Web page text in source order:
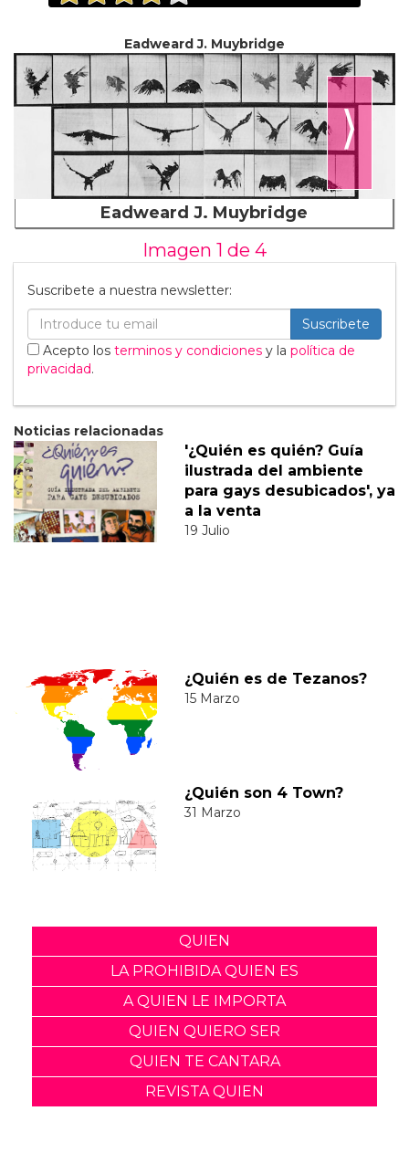
Eadweard J. Muybridge
⟩
Eadweard J. Muybridge
Imagen 1 de 4
Suscribete a nuestra newsletter:
Suscribete
Acepto los terminos y condiciones y la política de
privacidad.
Noticias relacionadas
'¿Quién es quién? Guía
ilustrada del ambiente
para gays desubicados', ya
a la venta
19 Julio
¿Quién es de Tezanos?
15 Marzo
¿Quién son 4 Town?
31 Marzo
QUIEN
LA PROHIBIDA QUIEN ES
A QUIEN LE IMPORTA
QUIEN QUIERO SER
QUIEN TE CANTARA
REVISTA QUIEN